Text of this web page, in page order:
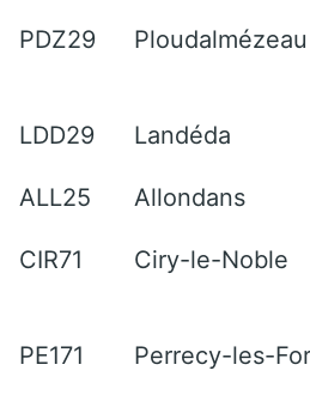
PDZ29 Ploudalmézeau
LDD29 Landéda
ALL25 Allondans
CIR71 Ciry-le-Noble
PE171 Perrecy-les-